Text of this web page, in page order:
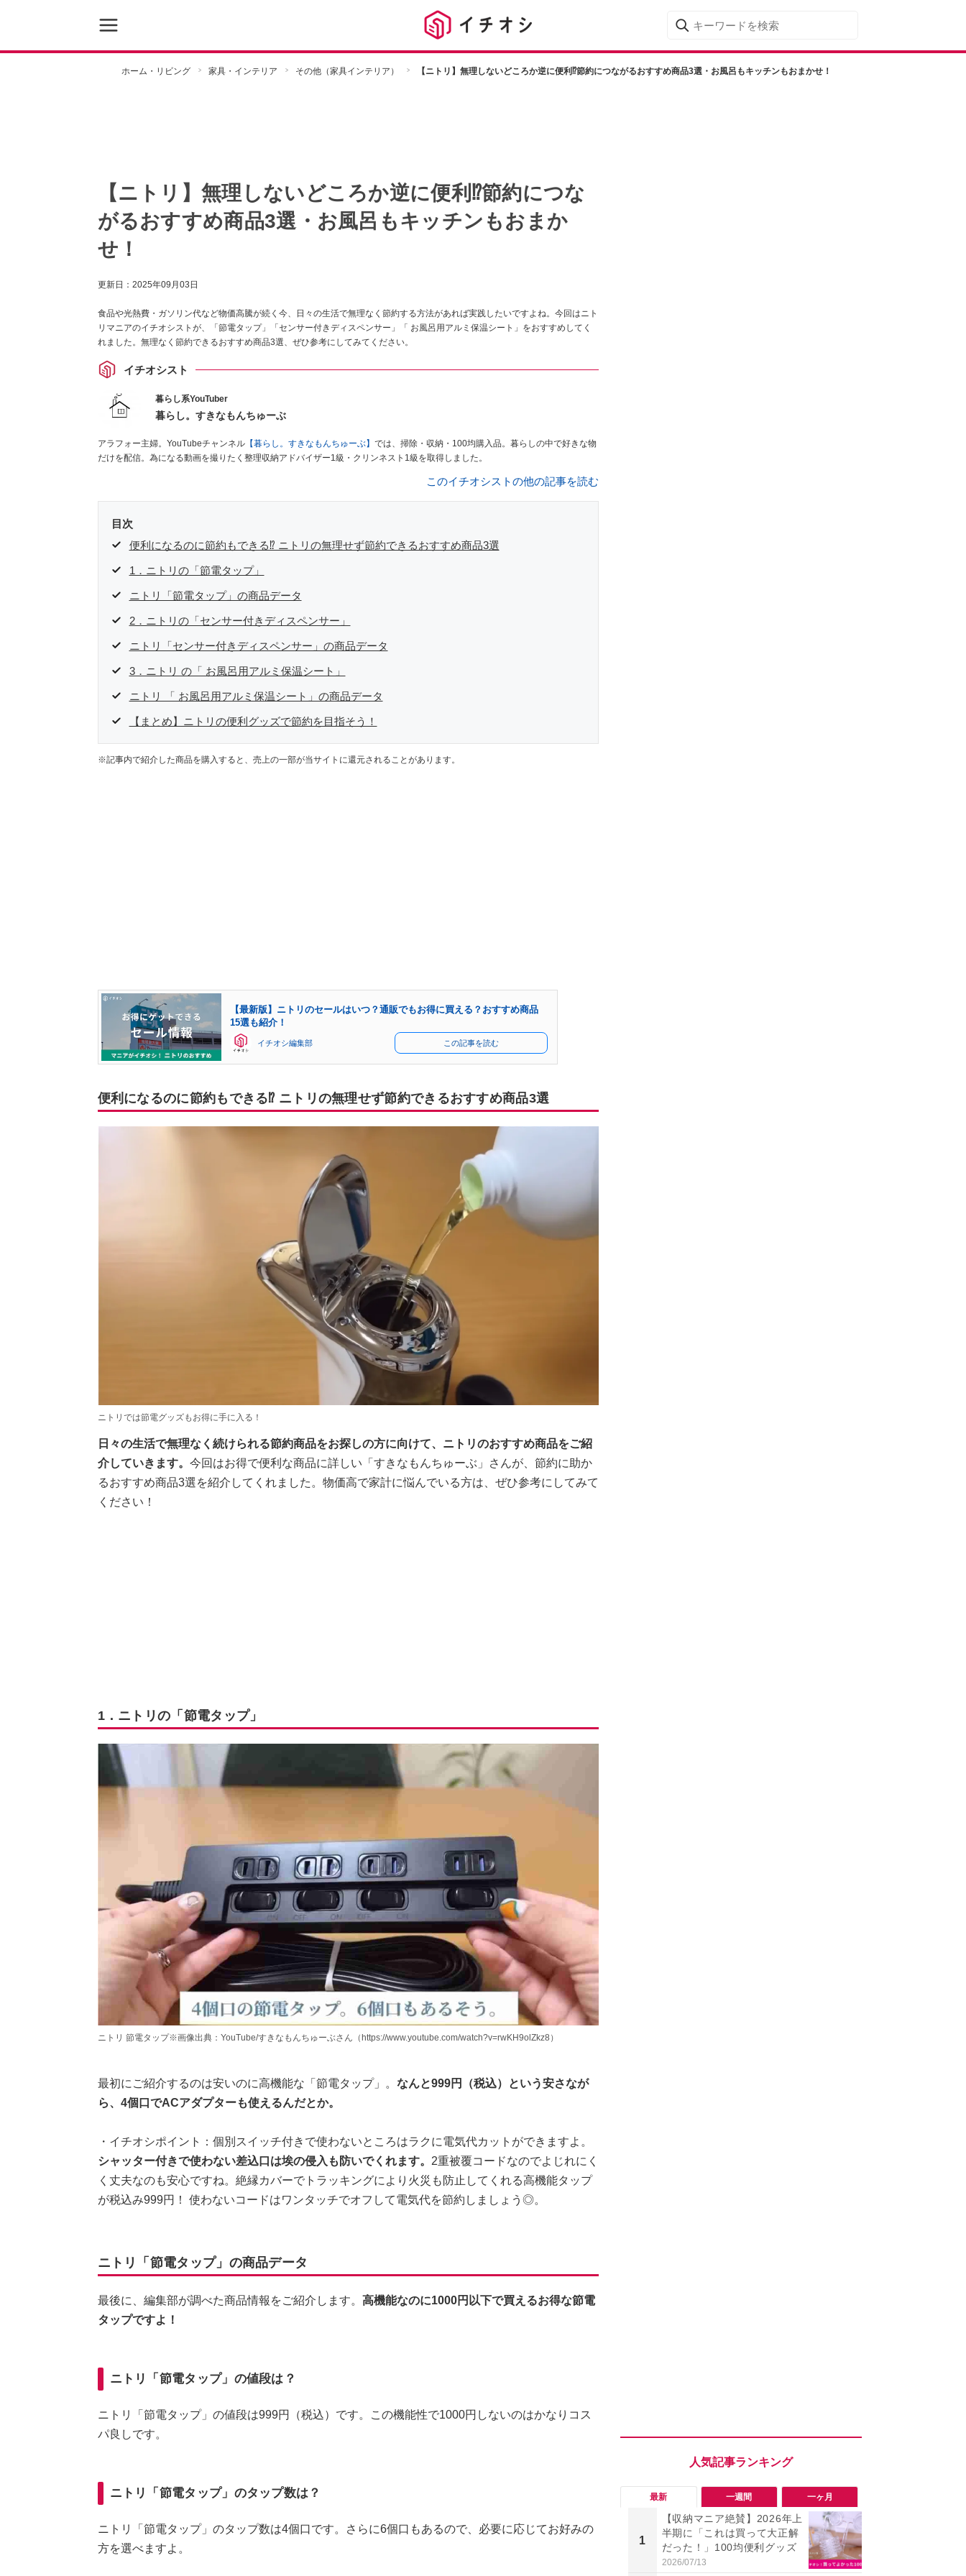
ホーム・リビング 家具・インテリア その他（家具インテリア） 【ニトリ】無理しないどころか逆に便利⁉節約につながるおすすめ商品3選・お風呂もキッチンもおまかせ！
【ニトリ】無理しないどころか逆に便利⁉節約につな
がるおすすめ商品3選・お風呂もキッチンもおまか
せ！
更新日： 2025年09月03日
食品や光熱費・ガソリン代など物価高騰が続く今、日々の生活で無理なく節約する方法があれば実践したいですよね。今回はニト
リマニアのイチオシストが、「節電タップ」「センサー付きディスペンサー」「 お風呂用アルミ保温シート」をおすすめしてく
れました。無理なく節約できるおすすめ商品3選、ぜひ参考にしてみてください。
イチオシスト
暮らし系YouTuber
暮らし。すきなもんちゅーぶ
アラフォー主婦。YouTubeチャンネル【暮らし。すきなもんちゅーぶ】 では、掃除・収納・100均購入品。暮らしの中で好きな物
だけを配信。為になる動画を撮りたく整理収納アドバイザー1級・クリンネスト1級を取得しました。
このイチオシストの他の記事を読む
目次
便利になるのに節約もできる⁉ ニトリの無理せず節約できるおすすめ商品3選
1．ニトリの「節電タップ」
ニトリ「節電タップ」の商品データ
2．ニトリの「センサー付きディスペンサー」
ニトリ「センサー付きディスペンサー」の商品データ
3．ニトリ の「 お風呂用アルミ保温シート」
ニトリ 「 お風呂用アルミ保温シート」の商品データ
【まとめ】ニトリの便利グッズで節約を目指そう！
※記事内で紹介した商品を購入すると、売上の一部が当サイトに還元されることがあります。
【最新版】ニトリのセールはいつ？通販でもお得に買える？おすすめ商品
15選も紹介！
イチオシ編集部 この記事を読む
便利になるのに節約もできる⁉ ニトリの無理せず節約できるおすすめ商品3選
ニトリでは節電グッズもお得に手に入る！
日々の生活で無理なく続けられる節約商品をお探しの方に向けて、ニトリのおすすめ商品をご紹
介していきます。 今回はお得で便利な商品に詳しい「すきなもんちゅーぶ」さんが、節約に助か
るおすすめ商品3選を紹介してくれました。物価高で家計に悩んでいる方は、ぜひ参考にしてみて
ください！
1．ニトリの「節電タップ」
ニトリ 節電タップ※画像出典：YouTube/すきなもんちゅーぶさん（https://www.youtube.com/watch?v=rwKH9olZkz8）
最初にご紹介するのは安いのに高機能な「節電タップ」。 なんと999円（税込）という安さなが
ら、4個口でACアダプターも使えるんだとか。
・イチオシポイント：個別スイッチ付きで使わないところはラクに電気代カットができますよ。
シャッター付きで使わない差込口は埃の侵入も防いでくれます。 2重被覆コードなのでよじれにく
く丈夫なのも安心ですね。絶縁カバーでトラッキングにより火災も防止してくれる高機能タップ
が税込み999円！ 使わないコードはワンタッチでオフして電気代を節約しましょう◎。
ニトリ「節電タップ」の商品データ
最後に、編集部が調べた商品情報をご紹介します。 高機能なのに1000円以下で買えるお得な節電
タップですよ！
ニトリ「節電タップ」の値段は？
ニトリ「節電タップ」の値段は999円（税込）です。この機能性で1000円しないのはかなりコス
パ良しです。
ニトリ「節電タップ」のタップ数は？
ニトリ「節電タップ」のタップ数は4個口です。さらに6個口もあるので、必要に応じてお好みの
方を選べますよ。
最新 一週間 一ヶ月
1
【収納マニア絶賛】2026年上
半期に「これは買って大正解
だった！」100均便利グッズ
2026/07/13